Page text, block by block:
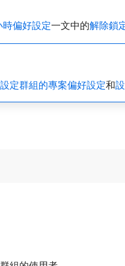
偏好設定一文中的解除鎖
設定群組的專案偏好設定和